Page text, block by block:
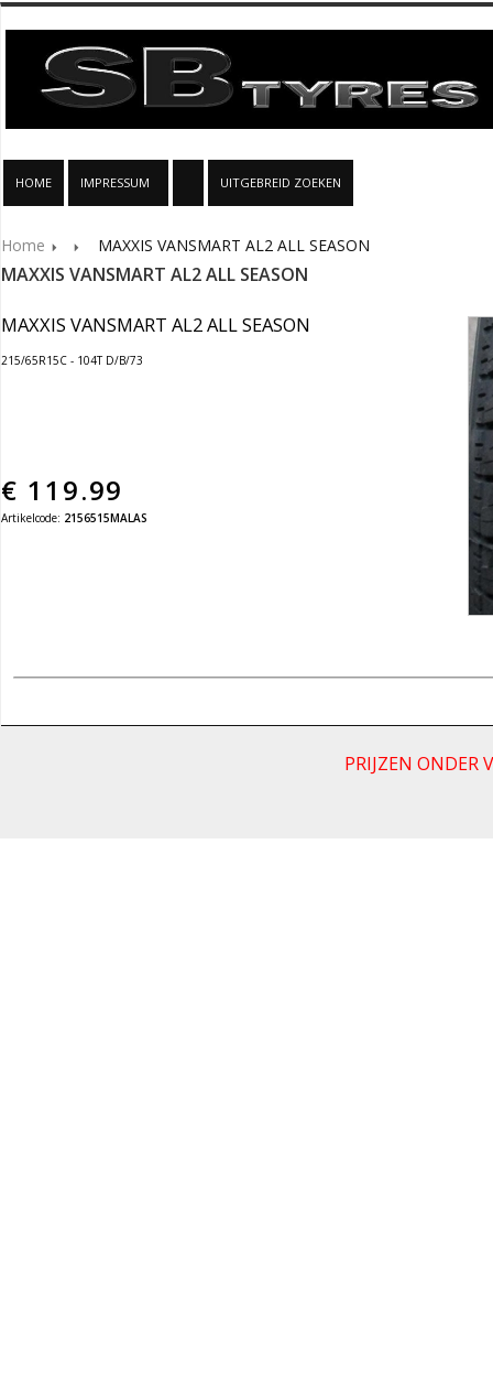
HOME IMPRESSUM UITGEBREID ZOEKEN
Home MAXXIS VANSMART AL2 ALL SEASON
MAXXIS VANSMART AL2 ALL SEASON
MAXXIS VANSMART AL2 ALL SEASON
215/65R15C - 104T D/B/73
€ 119.99
Artikelcode: 2156515MALAS
PRIJZEN ONDER